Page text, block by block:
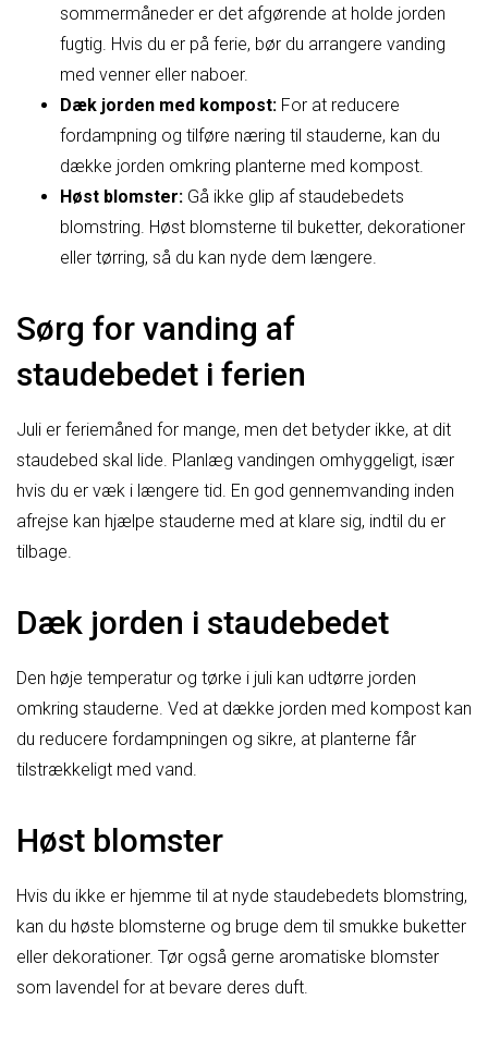
sommermåneder er det afgørende at holde jorden
fugtig. Hvis du er på ferie, bør du arrangere vanding
med venner eller naboer.
Dæk jorden med kompost: For at reducere
fordampning og tilføre næring til stauderne, kan du
dække jorden omkring planterne med kompost.
Høst blomster: Gå ikke glip af staudebedets
blomstring. Høst blomsterne til buketter, dekorationer
eller tørring, så du kan nyde dem længere.
Sørg for vanding af
staudebedet i ferien
Juli er feriemåned for mange, men det betyder ikke, at dit
staudebed skal lide. Planlæg vandingen omhyggeligt, især
hvis du er væk i længere tid. En god gennemvanding inden
afrejse kan hjælpe stauderne med at klare sig, indtil du er
tilbage.
Dæk jorden i staudebedet
Den høje temperatur og tørke i juli kan udtørre jorden
omkring stauderne. Ved at dække jorden med kompost kan
du reducere fordampningen og sikre, at planterne får
tilstrækkeligt med vand.
Høst blomster
Hvis du ikke er hjemme til at nyde staudebedets blomstring,
kan du høste blomsterne og bruge dem til smukke buketter
eller dekorationer. Tør også gerne aromatiske blomster
som lavendel for at bevare deres duft.